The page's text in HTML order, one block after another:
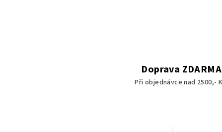
Doprava ZDARMA
Při objednávce nad 2500,-